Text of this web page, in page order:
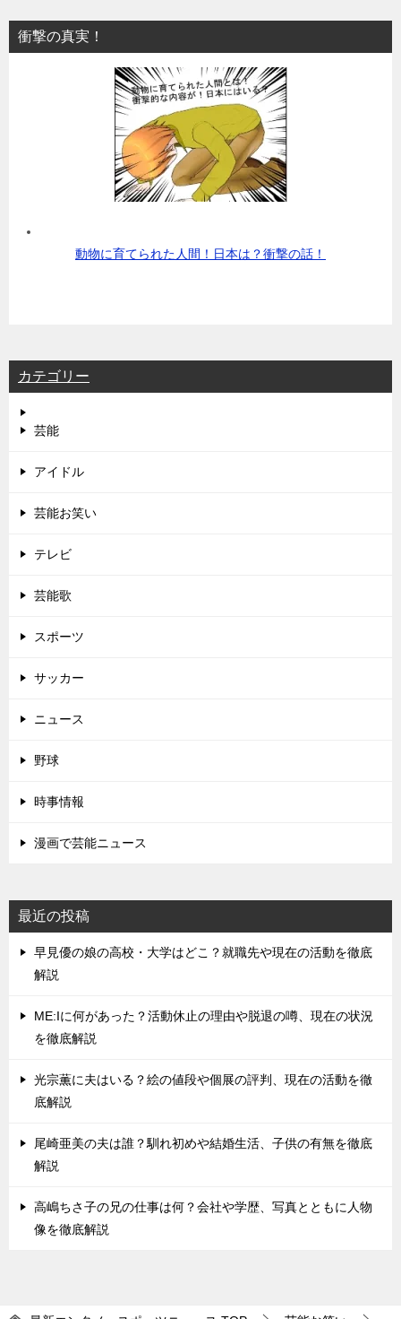
衝撃の真実！
動物に育てられた人間！日本は？衝撃の話！
カテゴリー
芸能
アイドル
芸能お笑い
テレビ
芸能歌
スポーツ
サッカー
ニュース
野球
時事情報
漫画で芸能ニュース
最近の投稿
早見優の娘の高校・大学はどこ？就職先や現在の活動を徹底
解説
ME:Iに何があった？活動休止の理由や脱退の噂、現在の状況
を徹底解説
光宗薫に夫はいる？絵の値段や個展の評判、現在の活動を徹
底解説
尾崎亜美の夫は誰？馴れ初めや結婚生活、子供の有無を徹底
解説
高嶋ちさ子の兄の仕事は何？会社や学歴、写真とともに人物
像を徹底解説